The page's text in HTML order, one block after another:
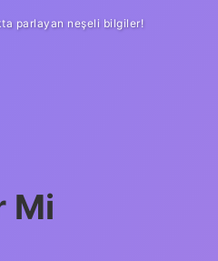
parlayan neşeli bilgiler!
Mi